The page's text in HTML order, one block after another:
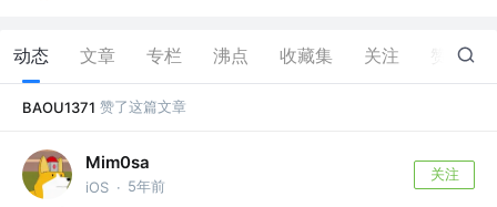
动态 文章 专栏 沸点 收藏集 关注 92
BAOU1371 赞了这篇文章
Mim0sa
iOS · 5年前
关注